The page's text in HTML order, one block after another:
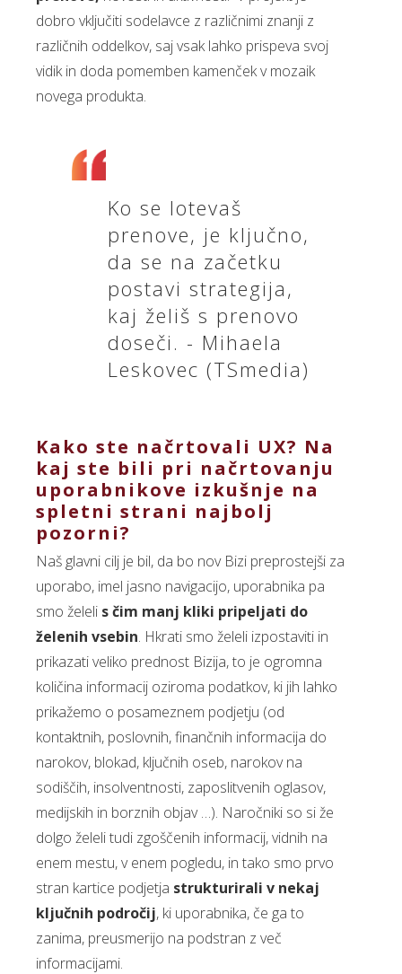
dobro vključiti sodelavce z različnimi znanji z
različnih oddelkov, saj vsak lahko prispeva svoj
vidik in doda pomemben kamenček v mozaik
novega produkta.
Ko se lotevaš
prenove, je ključno,
da se na začetku
postavi strategija,
kaj želiš s prenovo
doseči. - Mihaela
Leskovec (TSmedia)
Kako ste načrtovali UX? Na
kaj ste bili pri načrtovanju
uporabnikove izkušnje na
spletni strani najbolj
pozorni?
Naš glavni cilj je bil, da bo nov Bizi preprostejši za
uporabo, imel jasno navigacijo, uporabnika pa
smo želeli s čim manj kliki pripeljati do
želenih vsebin. Hkrati smo želeli izpostaviti in
prikazati veliko prednost Bizija, to je ogromna
količina informacij oziroma podatkov, ki jih lahko
prikažemo o posameznem podjetju (od
kontaktnih, poslovnih, finančnih informacija do
narokov, blokad, ključnih oseb, narokov na
sodiščih, insolventnosti, zaposlitvenih oglasov,
medijskih in borznih objav …). Naročniki so si že
dolgo želeli tudi zgoščenih informacij, vidnih na
enem mestu, v enem pogledu, in tako smo prvo
stran kartice podjetja strukturirali v nekaj
ključnih področij, ki uporabnika, če ga to
zanima, preusmerijo na podstran z več
informacijami.